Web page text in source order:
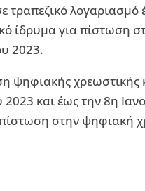
λογαριασμό
ίδρυμα για πίστωση
2023.
ψηφιακής
και έως την 8η
στην ψηφιακή